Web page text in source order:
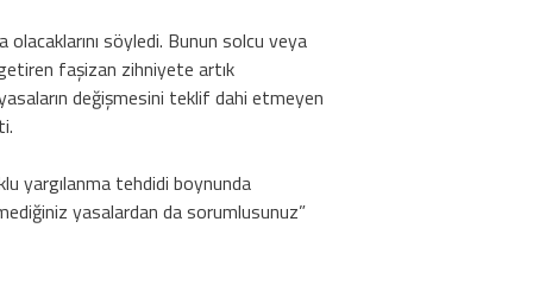
söyledi. Bunun solcu veya
faşizan zihniyete artık
değişmesini teklif dahi etmeyen
yargılanma tehdidi boynunda
yasalardan da sorumlusunuz”